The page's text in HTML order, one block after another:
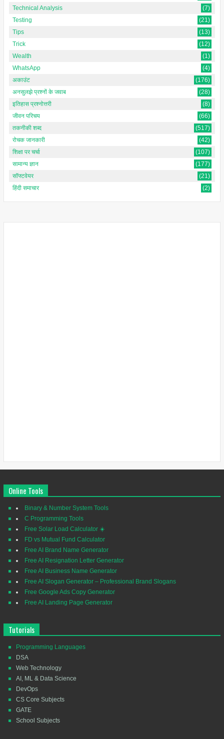
Technical Analysis
(7)
Testing
(21)
Tips
(13)
Trick
(12)
Wealth
(1)
WhatsApp
(4)
अकाउंट
(176)
अनसुलझे प्रश्नों के जवाब
(28)
इतिहास प्रश्नोत्तरी
(8)
जीवन परिचय
(66)
तकनीकी शब्द
(517)
रोचक जानकारी
(42)
शिक्षा पर चर्चा
(107)
सामान्य ज्ञान
(177)
सॉफ्टवेयर
(21)
हिंदी समाचार
(2)
Online Tools
Binary & Number System Tools
C Programming Tools
Free Solar Load Calculator ☀️
FD vs Mutual Fund Calculator
Free AI Brand Name Generator
Free AI Resignation Letter Generator
Free AI Business Name Generator
Free AI Slogan Generator – Professional Brand Slogans
Free Google Ads Copy Generator
Free AI Landing Page Generator
Tutorials
Programming Languages
DSA
Web Technology
AI, ML & Data Science
DevOps
CS Core Subjects
GATE
School Subjects